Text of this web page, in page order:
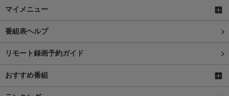
マイメニュー
番組表ヘルプ
リモート録画予約ガイド
おすすめ番組